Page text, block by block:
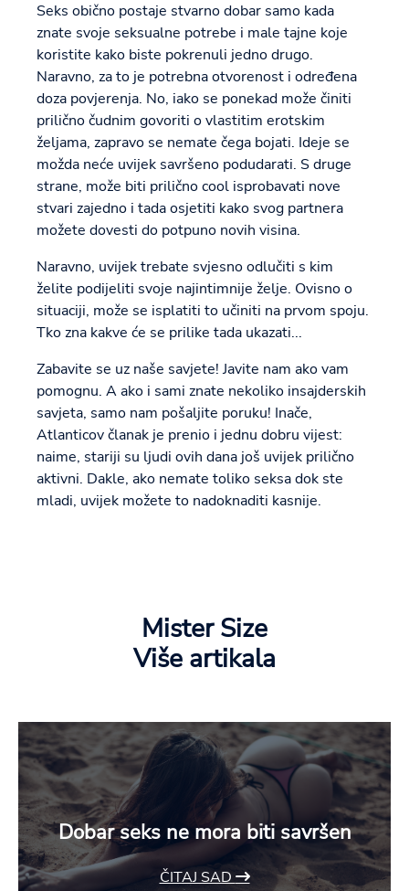
Seks obično postaje stvarno dobar samo kada
znate svoje seksualne potrebe i male tajne koje
koristite kako biste pokrenuli jedno drugo.
Naravno, za to je potrebna otvorenost i određena
doza povjerenja. No, iako se ponekad može činiti
prilično čudnim govoriti o vlastitim erotskim
željama, zapravo se nemate čega bojati. Ideje se
možda neće uvijek savršeno podudarati. S druge
strane, može biti prilično cool isprobavati nove
stvari zajedno i tada osjetiti kako svog partnera
možete dovesti do potpuno novih visina.
Naravno, uvijek trebate svjesno odlučiti s kim
želite podijeliti svoje najintimnije želje. Ovisno o
situaciji, može se isplatiti to učiniti na prvom spoju.
Tko zna kakve će se prilike tada ukazati...
Zabavite se uz naše savjete! Javite nam ako vam
pomognu. A ako i sami znate nekoliko insajderskih
savjeta, samo nam pošaljite poruku! Inače,
Atlanticov članak je prenio i jednu dobru vijest:
naime, stariji su ljudi ovih dana još uvijek prilično
aktivni. Dakle, ako nemate toliko seksa dok ste
mladi, uvijek možete to nadoknaditi kasnije.
Mister Size
Više artikala
Dobar seks ne mora biti savršen
ČITAJ SAD